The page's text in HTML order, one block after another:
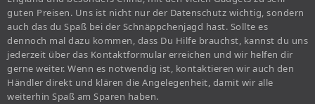
guten Preisen. Uns ist nicht nur der Datenschutz wichtig, sondern
auch das du Spaß bei der Schnäppchenjagd hast. Sollte es
dennoch mal dazu kommen, dass Du Hilfe brauchst, kannst du uns
jederzeit über das Kontaktformular erreichen und wir helfen dir
gerne weiter. Wenn es notwendig ist, kontaktieren wir auch den
Händler direkt und klären die Angelegenheit, damit wir alle
weiterhin Spaß am Sparen haben.